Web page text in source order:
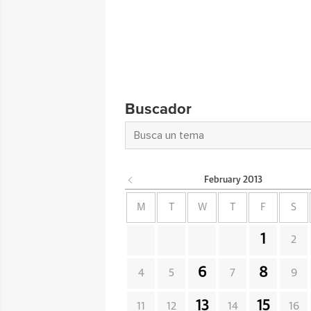
Buscador
February 2013
M W F S
1 2
4 5 6 7 8 9
11 12 13 14 15 16